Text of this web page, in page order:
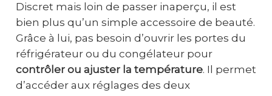
Discret mais loin de passer inaperçu, il est
bien plus qu’un simple accessoire de beauté.
Grâce à lui, pas besoin d’ouvrir les portes du
réfrigérateur ou du congélateur pour
contrôler ou ajuster la température. Il permet
d’accéder aux réglages des deux